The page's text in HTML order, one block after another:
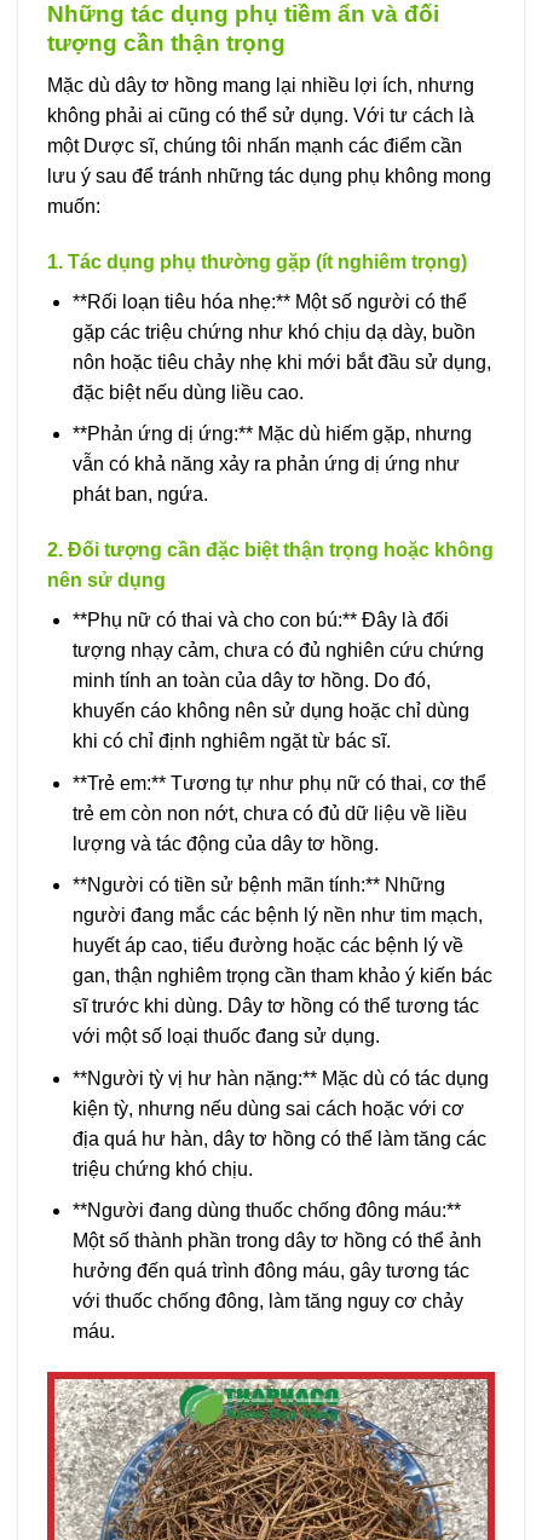
Những tác dụng phụ tiềm ẩn và đối
tượng cần thận trọng
Mặc dù dây tơ hồng mang lại nhiều lợi ích, nhưng
không phải ai cũng có thể sử dụng. Với tư cách là
một Dược sĩ, chúng tôi nhấn mạnh các điểm cần
lưu ý sau để tránh những tác dụng phụ không mong
muốn:
1. Tác dụng phụ thường gặp (ít nghiêm trọng)
**Rối loạn tiêu hóa nhẹ:** Một số người có thể
gặp các triệu chứng như khó chịu dạ dày, buồn
nôn hoặc tiêu chảy nhẹ khi mới bắt đầu sử dụng,
đặc biệt nếu dùng liều cao.
**Phản ứng dị ứng:** Mặc dù hiếm gặp, nhưng
vẫn có khả năng xảy ra phản ứng dị ứng như
phát ban, ngứa.
2. Đối tượng cần đặc biệt thận trọng hoặc không
nên sử dụng
**Phụ nữ có thai và cho con bú:** Đây là đối
tượng nhạy cảm, chưa có đủ nghiên cứu chứng
minh tính an toàn của dây tơ hồng. Do đó,
khuyến cáo không nên sử dụng hoặc chỉ dùng
khi có chỉ định nghiêm ngặt từ bác sĩ.
**Trẻ em:** Tương tự như phụ nữ có thai, cơ thể
trẻ em còn non nớt, chưa có đủ dữ liệu về liều
lượng và tác động của dây tơ hồng.
**Người có tiền sử bệnh mãn tính:** Những
người đang mắc các bệnh lý nền như tim mạch,
huyết áp cao, tiểu đường hoặc các bệnh lý về
gan, thận nghiêm trọng cần tham khảo ý kiến bác
sĩ trước khi dùng. Dây tơ hồng có thể tương tác
với một số loại thuốc đang sử dụng.
**Người tỳ vị hư hàn nặng:** Mặc dù có tác dụng
kiện tỳ, nhưng nếu dùng sai cách hoặc với cơ
địa quá hư hàn, dây tơ hồng có thể làm tăng các
triệu chứng khó chịu.
**Người đang dùng thuốc chống đông máu:**
Một số thành phần trong dây tơ hồng có thể ảnh
hưởng đến quá trình đông máu, gây tương tác
với thuốc chống đông, làm tăng nguy cơ chảy
máu.